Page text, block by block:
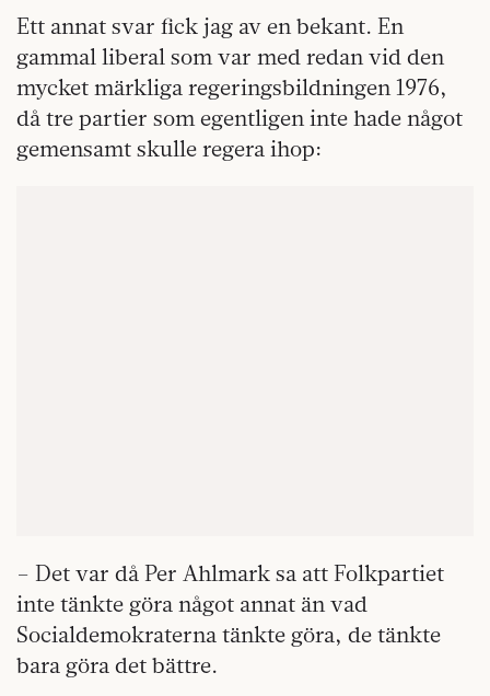
Ett annat svar fick jag av en bekant. En
gammal liberal som var med redan vid den
mycket märkliga regeringsbildningen 1976,
då tre partier som egentligen inte hade något
gemensamt skulle regera ihop:
– Det var då Per Ahlmark sa att Folkpartiet
inte tänkte göra något annat än vad
Socialdemokraterna tänkte göra, de tänkte
bara göra det bättre.